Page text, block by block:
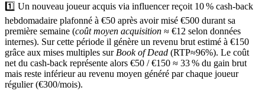
1️⃣ Un nouveau joueur acquis via influencer reçoit 10 % cash‑back
hebdomadaire plafonné à €50 après avoir misé €500 durant sa
première semaine (coût moyen acquisition ≈ €12 selon données
internes). Sur cette période il génère un revenu brut estimé à €150
grâce aux mises multiples sur Book of Dead (RTP≈96%). Le coût
net du cash‑back représente alors €50 / €150 ≈ 33 % du gain brut
mais reste inférieur au revenu moyen généré par chaque joueur
régulier (€300/mois).